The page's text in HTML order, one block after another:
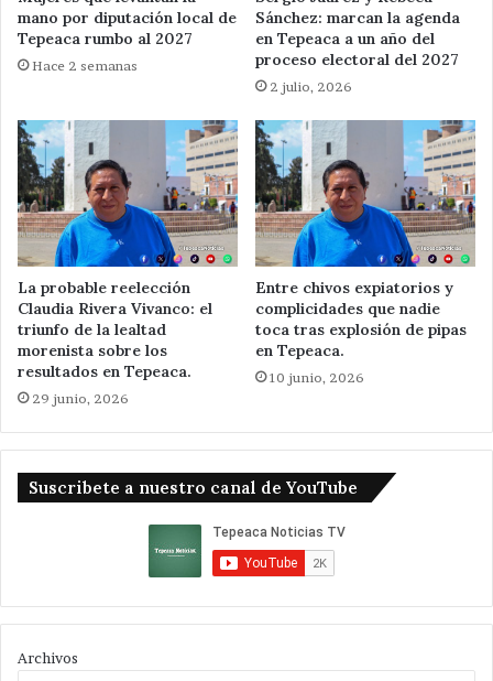
mano por diputación local de
Tepeaca rumbo al 2027
Hace 2 semanas
Sánchez: marcan la agenda
en Tepeaca a un año del
proceso electoral del 2027
2 julio, 2026
La probable reelección
Claudia Rivera Vivanco: el
triunfo de la lealtad
morenista sobre los
resultados en Tepeaca.
29 junio, 2026
Entre chivos expiatorios y
complicidades que nadie
toca tras explosión de pipas
en Tepeaca.
10 junio, 2026
Suscribete a nuestro canal de YouTube
Archivos